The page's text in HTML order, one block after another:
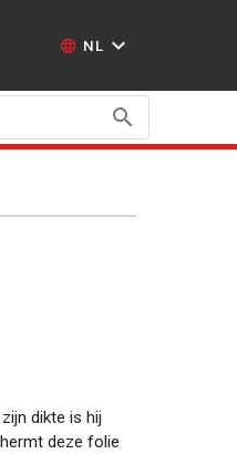
NL
dikte is hij
deze folie